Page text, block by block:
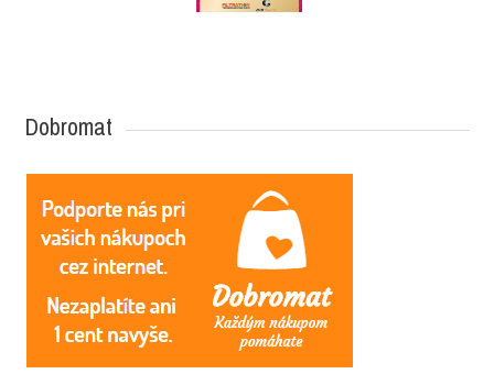
Dobromat